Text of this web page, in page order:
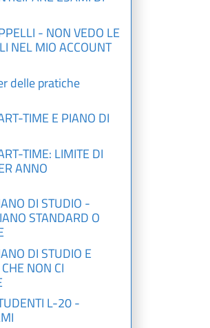
- NON VEDO LE
NEL MIO ACCOUNT
delle pratiche
TIME E PIANO DI
TIME: LIMITE DI
ANNO
DI STUDIO -
STANDARD O
DI STUDIO E
NON CI
L-20 -